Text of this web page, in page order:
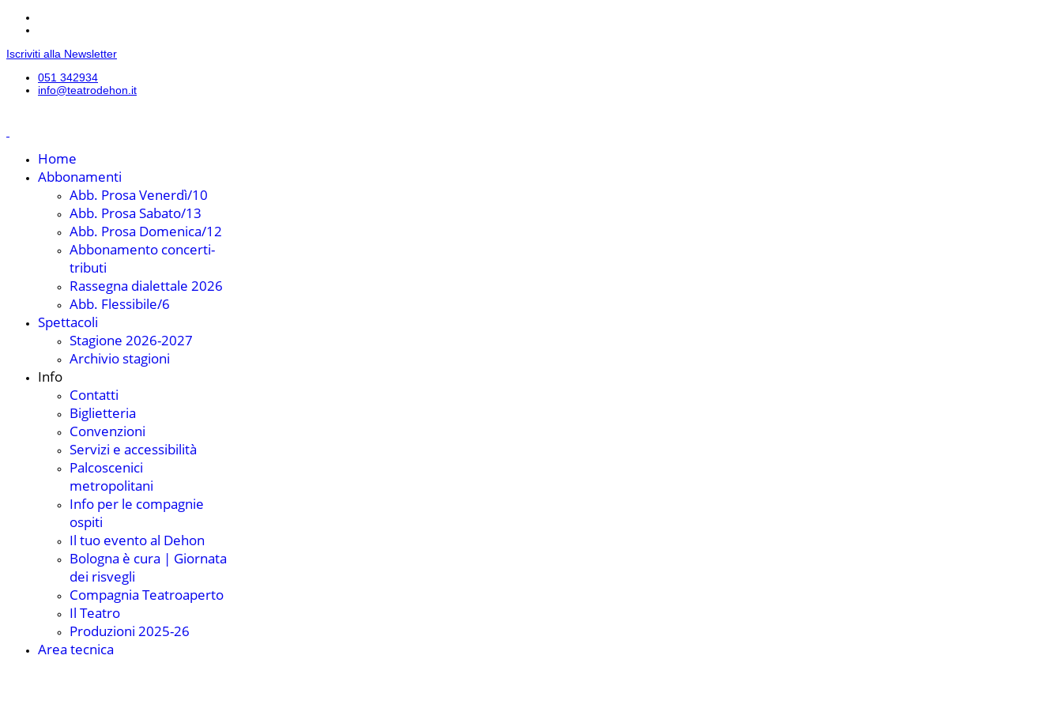
Iscriviti alla Newsletter
051 342934
info@teatrodehon.it
Home
Abbonamenti
Abb. Prosa Venerdì/10
Abb. Prosa Sabato/13
Abb. Prosa Domenica/12
Abbonamento concerti-
tributi
Rassegna dialettale 2026
Abb. Flessibile/6
Spettacoli
Stagione 2026-2027
Archivio stagioni
Info
Contatti
Biglietteria
Convenzioni
Servizi e accessibilità
Palcoscenici
metropolitani
Info per le compagnie
ospiti
Il tuo evento al Dehon
Bologna è cura | Giornata
dei risvegli
Compagnia Teatroaperto
Il Teatro
Produzioni 2025-26
Area tecnica